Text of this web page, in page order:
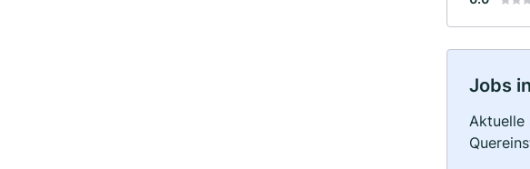
Jobs
Aktuelle